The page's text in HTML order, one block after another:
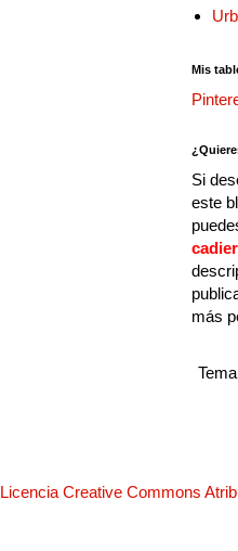
Mis
Si
este
más
Licencia Creative Commons